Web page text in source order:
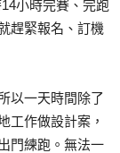
小時完賽、完跑
趕緊報名、訂機
以一天時間除了
工作做設計案，
門練跑。無法一